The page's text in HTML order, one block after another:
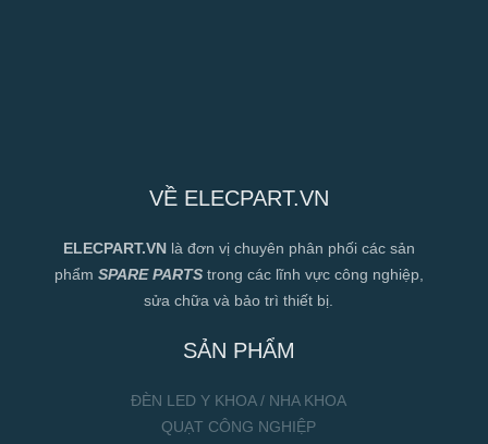
VỀ ELECPART.VN
ELECPART.VN là đơn vị chuyên phân phối các sản
phẩm SPARE PARTStrong các lĩnh vực công nghiệp,
sửa chữa và bảo trì thiết bị.
SẢN PHẨM
ĐÈN LED Y KHOA / NHA KHOA
QUẠT CÔNG NGHIỆP